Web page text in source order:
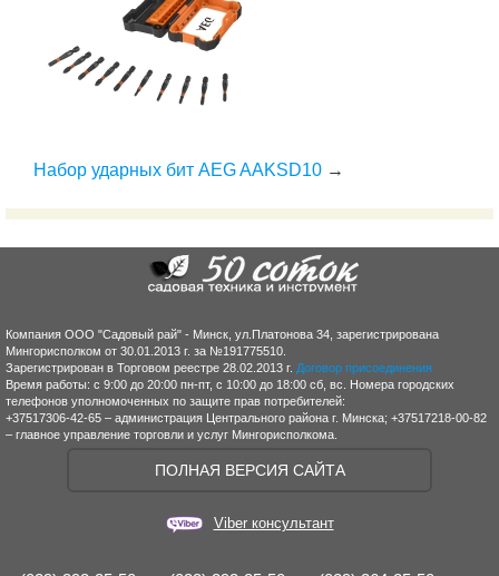
Набор ударных бит AEG AAKSD10 →
Компания ООО "Садовый рай" - Минск, ул.Платонова 34, зарегистрирована
Мингорисполком от 30.01.2013 г. за №191775510.
Зарегистрирован в Торговом реестре 28.02.2013 г. Договор присоединения
Время работы: с 9:00 до 20:00 пн-пт, с 10:00 до 18:00 сб, вс. Номера городских
телефонов уполномоченных по защите прав потребителей:
+37517306-42-65 – администрация Центрального района г. Минска; +37517218-00-82
– главное управление торговли и услуг Мингорисполкома.
ПОЛНАЯ ВЕРСИЯ САЙТА
Viber консультант